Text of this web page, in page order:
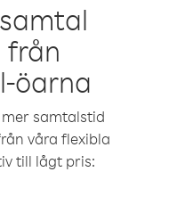
från
öarna
samtalstid
våra flexibla
till lågt pris: